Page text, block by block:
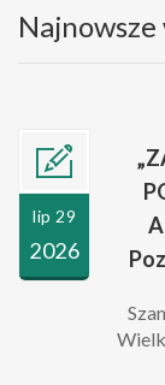
lip 29
2026